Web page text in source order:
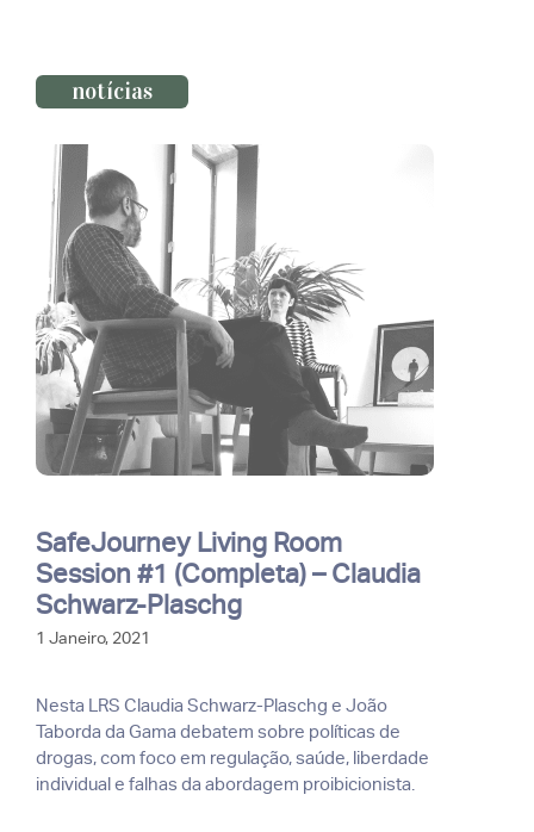
notícias
SafeJourney Living Room
Session #1 (Completa) – Claudia
Schwarz-Plaschg
1 Janeiro, 2021
Nesta LRS Claudia Schwarz-Plaschg e João
Taborda da Gama debatem sobre políticas de
drogas, com foco em regulação, saúde, liberdade
individual e falhas da abordagem proibicionista.